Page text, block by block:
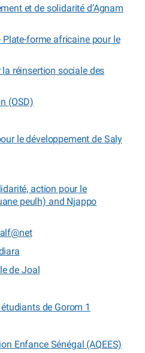
et de solidarité d’Agnam
Plate-forme africaine pour le
réinsertion sociale des
(OSD)
le développement de Saly
action pour le
peulh) and Njappo
de Joal
de Gorom 1
Enfance Sénégal (AQEES)